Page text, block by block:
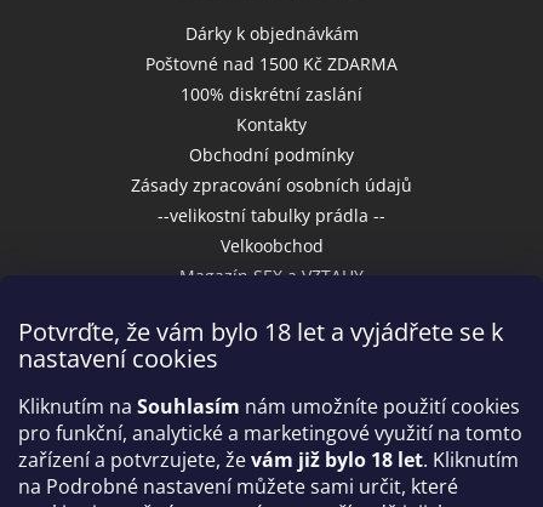
Potvrďte, že vám bylo 18 let a vyjádřete se k
nastavení cookies
Kliknutím na Souhlasím nám umožníte použití cookies
pro funkční, analytické a marketingové využití na tomto
zařízení a potvrzujete, ževám již bylo 18 let. Kliknutím
na Podrobné nastavení můžete sami určit, které
Dárky k objednávkám
Poštovné nad 1500 Kč ZDARMA
100% diskrétní zaslání
Kontakty
Obchodní podmínky
Zásady zpracování osobních údajů
--velikostní tabulky prádla --
Velkoobchod
Magazín SEX a VZTAHY
Přijímáme online platby